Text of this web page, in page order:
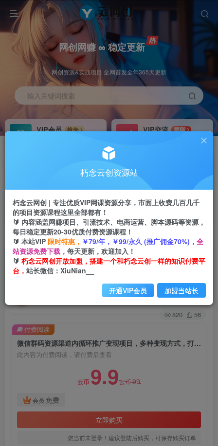
网创网赚 ∞ 稳定更新
网创资源&实战项目 全网首发全年365天更新
输入关键词搜索
VIP会员
抢先
VIP交流
群聊
研究探讨更多创业项目路子。
会员专属推广链接
搭建同款网站，自己当老板
四导航 导航
APP下载
GO
首页 创业课程 会员免费 正文
微信群码资源渠道内循环推广变现项目，多种变现
方式，打通你的管道收益
关注 私信
820 56
微信群码资源渠道内循环推广变现项目，多种变现方式，打通你的管道收益
此内容为付费阅读，请付费后查看
云币 9.9云币99
会员 免费
立即购买
您当前未登录！建议登陆后购买，可保存购买订单
付费阅读
朽念云创资源站
朽念云网创 | 专注优质VIP网课资源分享，市面上收费几百几千
的项目资源课程这里全部都有！
🔰 内容涵盖网赚项目、引流技术、电商运营、脚本源码等资源，
每日稳定更新20-30优质付费资源课程！
🔰 本站VIP 限时特惠， ￥79/年，￥99/永久 (推广佣金70%)， 全
站资源免费下载， 每天更新，欢迎加入！
🔰 朽念云网创开放加盟，搭建一个和朽念云创一样的知识付费平
台， 站长微信：XiuNian__
开通VIP会员 加盟当站长